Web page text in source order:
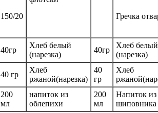
150/20 Гречка
40гр
Хлеб белый
(нарезка)
40гр
Хлеб белый
(нарезка)
40 гр
Хлеб
ржаной(нарезка)
40
гр
Хлеб
200
мл
напиток из
облепихи
200
мл
Напиток из
шиповника